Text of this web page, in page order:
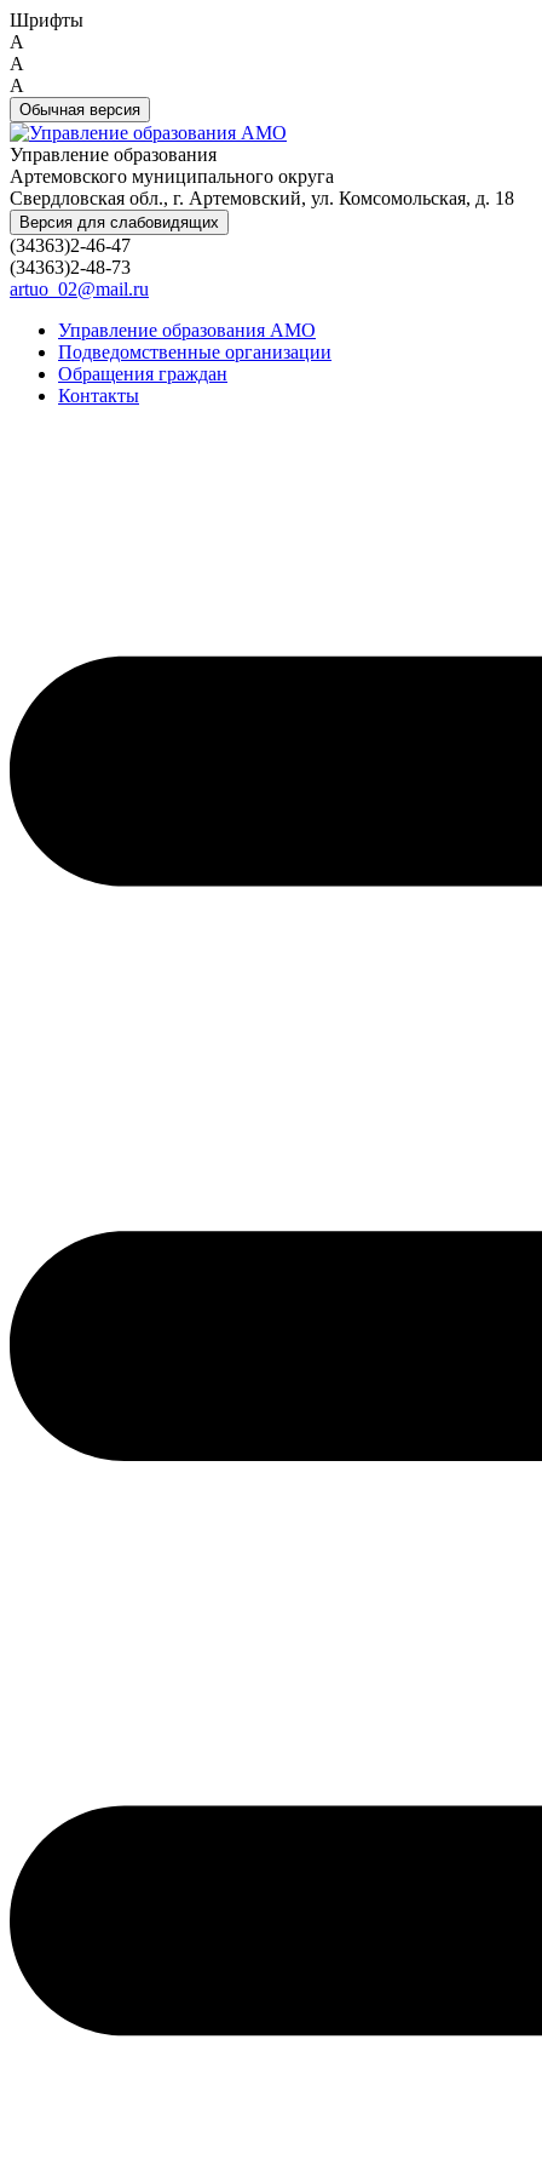
Шрифты
A
A
A
Обычная версия
Управление образования
Артемовского муниципального округа
Свердловская обл., г. Артемовский, ул. Комсомольская, д. 18
Версия для слабовидящих
(34363)2-46-47
(34363)2-48-73
artuo_02@mail.ru
Управление образования АМО
Подведомственные организации
Обращения граждан
Контакты